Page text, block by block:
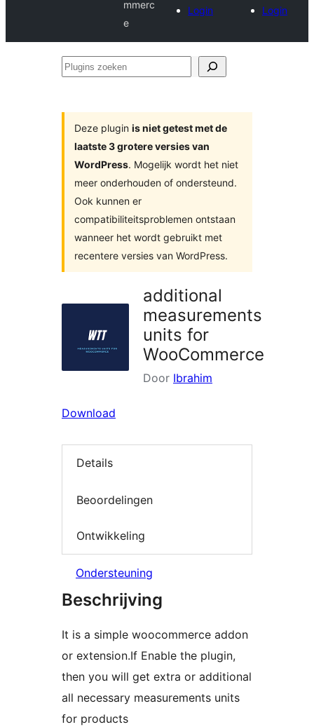
mmerc
e
Login
Login
Plugins
Deze plugin is niet getest met de
laatste 3 grotere versies van
WordPress. Mogelijk wordt het niet
meer onderhouden of ondersteund.
Ook kunnen er
compatibiliteitsproblemen ontstaan
wanneer het wordt gebruikt met
recentere versies van WordPress.
additional
measurements
units for
WooCommerce
Door Ibrahim
Download
Details
Beoordelingen
Ontwikkeling
Ondersteuning
Beschrijving
It is a simple woocommerce addon
or extension.If Enable the plugin,
then you will get extra or additional
all necessary measurements units
for products